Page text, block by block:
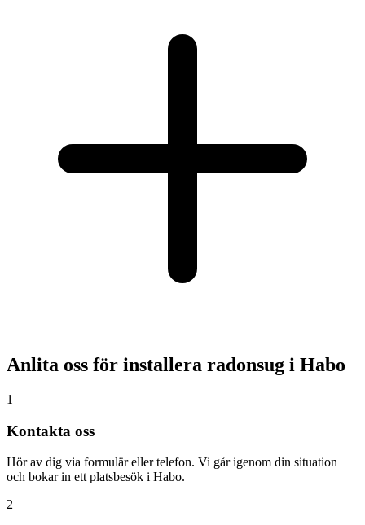
Anlita oss för installera radonsug i Habo
1
Kontakta oss
Hör av dig via formulär eller telefon. Vi går igenom din situation
och bokar in ett platsbesök i Habo.
2